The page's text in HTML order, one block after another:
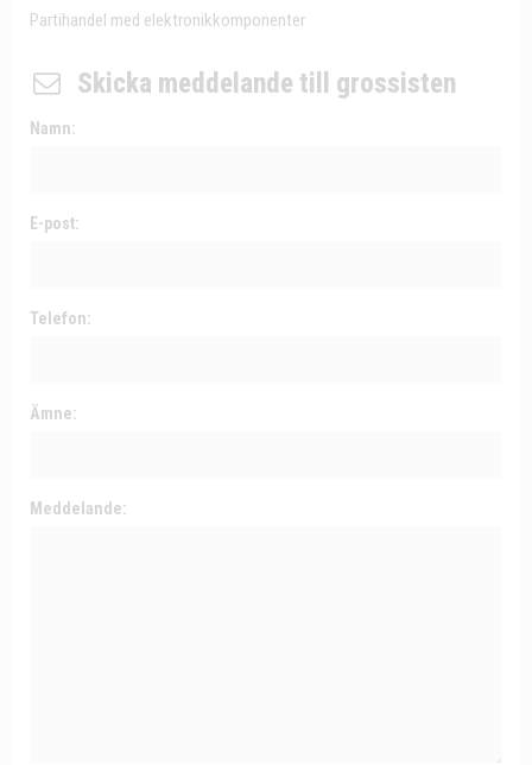
Partihandel med elektronikkomponenter
Skicka meddelande till grossisten
Namn:
E-post:
Telefon:
Ämne:
Meddelande: